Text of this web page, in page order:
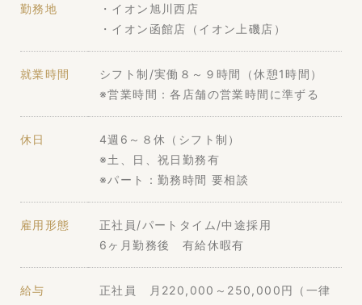
勤務地
・イオン旭川西店
・イオン函館店（イオン上磯店）
就業時間
シフト制/実働８～９時間（休憩1時間）
※営業時間：各店舗の営業時間に準ずる
休日
4週6～８休（シフト制）
※土、日、祝日勤務有
※パート：勤務時間 要相談
雇用形態
正社員/パートタイム/中途採用
6ヶ月勤務後 有給休暇有
給与
正社員 月220,000～250,000円（一律